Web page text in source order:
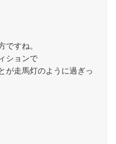
ですね。
ションで
が走馬灯のように過ぎっ